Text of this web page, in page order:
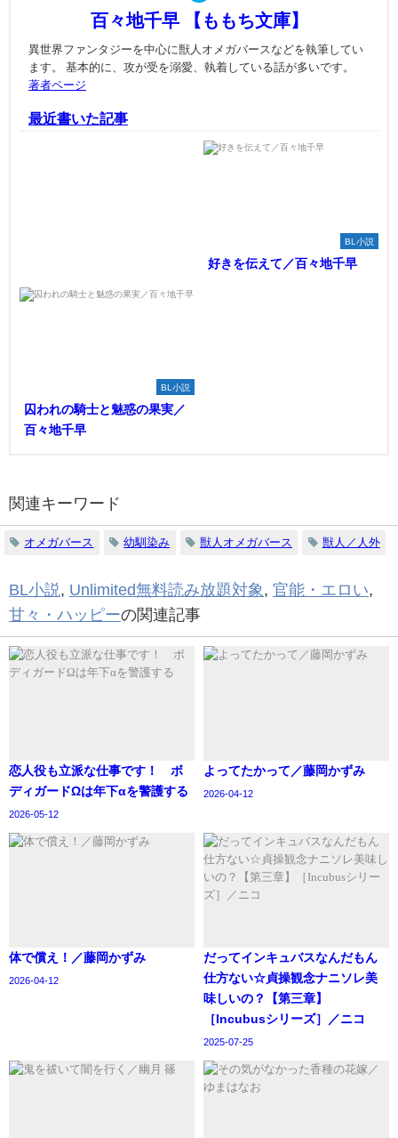
百々地千早 【ももち文庫】
異世界ファンタジーを中心に獣人オメガバースなどを執筆してい
ます。 基本的に、攻が受を溺愛、執着している話が多いです。
著者ページ
最近書いた記事
BL小説
好きを伝えて／百々地千早
BL小説
囚われの騎士と魅惑の果実／
百々地千早
関連キーワード
オメガバース 幼馴染み 獣人オメガバース 獣人／人外
BL小説, Unlimited無料読み放題対象 , 官能・エロい,
甘々・ハッピーの関連記事
恋人役も立派な仕事です！ ボ
ディガードΩは年下αを警護する
2026-05-12
よってたかって／藤岡かずみ
2026-04-12
体で償え！／藤岡かずみ
2026-04-12
‪だってインキュバスなんだもん
仕方ない☆貞操観念ナニソレ美
味しいの？【第三章】
［Incubusシリーズ］／ニコ
2025-07-25